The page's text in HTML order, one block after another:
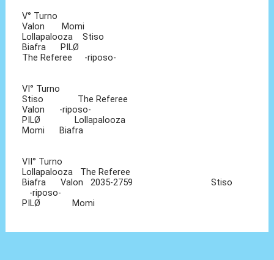
V° Turno
Valon Momi
Lollapalooza Stiso
Biafra PILØ
The Referee -riposo-
VI° Turno
Stiso The Referee
Valon -riposo-
PILØ Lollapalooza
Momi Biafra
VII° Turno
Lollapalooza The Referee
Biafra Valon 2035-2759 Stiso
-riposo-
PILØ Momi